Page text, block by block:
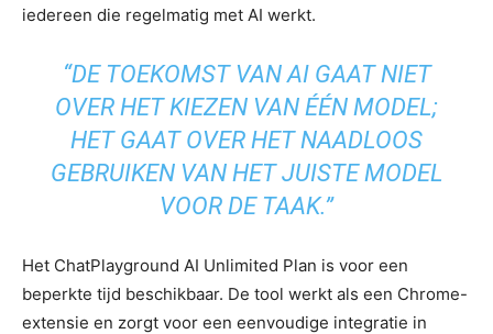
iedereen die regelmatig met AI werkt.
“DE TOEKOMST VAN AI GAAT NIET
OVER HET KIEZEN VAN ÉÉN MODEL;
HET GAAT OVER HET NAADLOOS
GEBRUIKEN VAN HET JUISTE MODEL
VOOR DE TAAK.”
Het ChatPlayground AI Unlimited Plan is voor een
beperkte tijd beschikbaar. De tool werkt als een Chrome-
extensie en zorgt voor een eenvoudige integratie in